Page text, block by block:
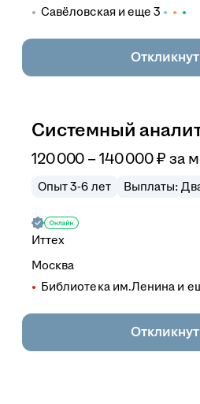
Савёловская и еще 3
Системный
120 000 –140 000₽ за
Опыт 3-6 лет Выплаты:
Иттех
Москва
Библиотека им.Ленина и